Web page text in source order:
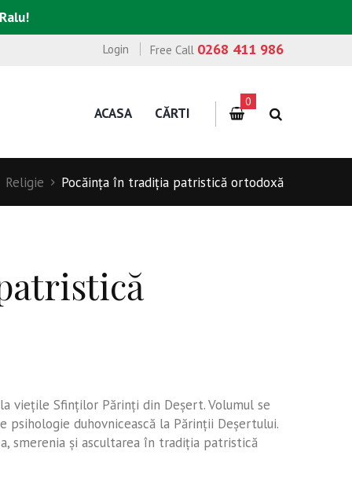
Free Call 0268 411 986
Login
ACASA CĂRTI
0
Religie Pocăinţa în tradiţia patristică ortodoxă
vieţile Sfinţilor Părinţi din Deşert. Volumul se
duhovnicească la Părinţii Deşertului.
smerenia şi ascultarea în tradiţia patristică